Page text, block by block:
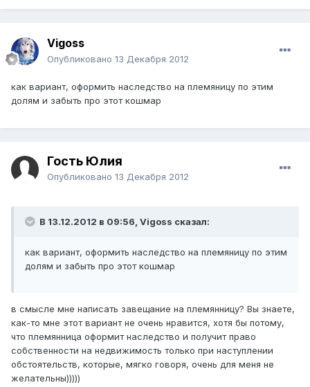
Vigoss
Опубликовано 13 Декабря 2012
как вариант, оформить наследство на племяницу по этим
долям и забыть про этот кошмар
Гость Юлия
Опубликовано 13 Декабря 2012
В 13.12.2012 в 09:56, Vigoss сказал:
как вариант, оформить наследство на племяницу по этим
долям и забыть про этот кошмар
в смысле мне написать завещание на племянницу? Вы знаете,
как-то мне этот вариант не очень нравится, хотя бы потому,
что племянница оформит наследство и получит право
собственности на недвижимость только при наступлении
обстоятельств, которые, мягко говоря, очень для меня не
желательны)))))